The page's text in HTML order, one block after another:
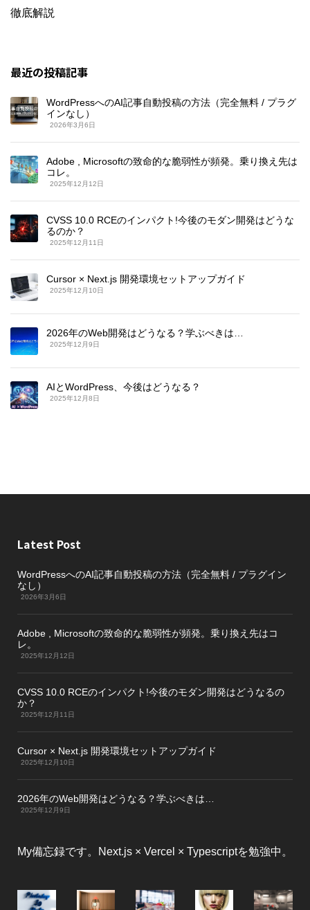
徹底解説
最近の投稿記事
WordPressへのAI記事自動投稿の方法（完全無料 / プラグ
インなし）
2026年3月6日
Adobe , Microsoftの致命的な脆弱性が頻発。乗り換え先は
コレ。
2025年12月12日
CVSS 10.0 RCEのインパクト!今後のモダン開発はどうな
るのか？
2025年12月11日
Cursor × Next.js 開発環境セットアップガイド
2025年12月10日
2026年のWeb開発はどうなる？学ぶべきは…
2025年12月9日
AIとWordPress、今後はどうなる？
2025年12月8日
Latest Post
WordPressへのAI記事自動投稿の方法（完全無料 / プラグイン
なし）
2026年3月6日
Adobe , Microsoftの致命的な脆弱性が頻発。乗り換え先はコ
レ。
2025年12月12日
CVSS 10.0 RCEのインパクト!今後のモダン開発はどうなるの
か？
2025年12月11日
Cursor × Next.js 開発環境セットアップガイド
2025年12月10日
2026年のWeb開発はどうなる？学ぶべきは…
2025年12月9日
My備忘録です。Next.js × Vercel × Typescriptを勉強中。